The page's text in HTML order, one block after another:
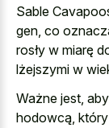
Sable
gen, co
rosły w miarę
lżejszymi w
Ważne jest,
hodowcą, który